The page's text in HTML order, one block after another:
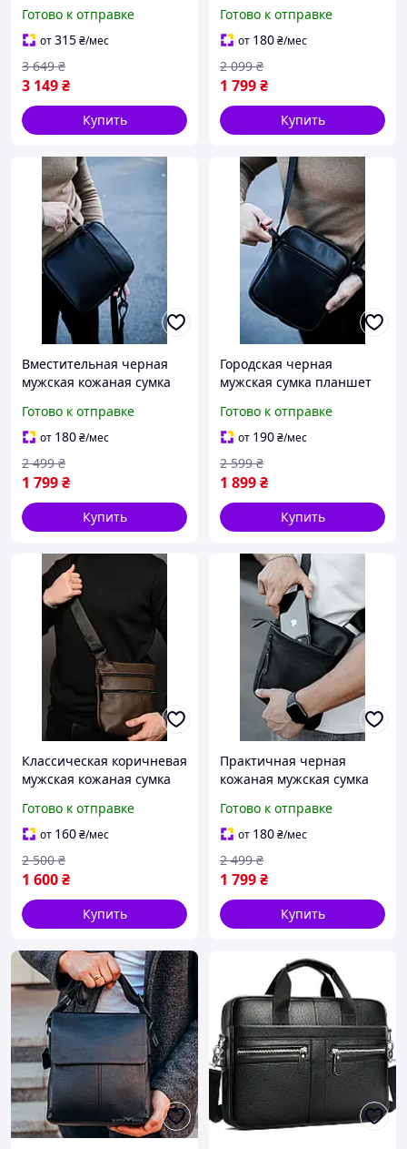
сумка Луи Виттон
среднего размера
Готово к отправке
от315₴/мес
3 149₴
3 649 ₴
Купить
брендовый мессенжер
Луи Виттон в клетку
Готово к отправке
от 180₴/мес
1 799₴
2 099 ₴
Купить
Вместительная черная
мужская кожаная сумка
удобный повседневный
мессенджер для парней
Готово к отправке
от 180₴/мес
1 799₴
2 499 ₴
Купить
Городская черная
мужская сумка планшет
практичный мессенджер
на молнии для парней
Готово к отправке
от 190₴/мес
1 899₴
2 599 ₴
Купить
Классическая коричневая
мужская кожаная сумка
удобный городской
мессенджер для парней
Готово к отправке
от 160₴/мес
1 600₴
2 500 ₴
Купить
Практичная черная
кожаная мужская сумка
документов удобный
мессенджер на молнии
Готово к отправке
от 180₴/мес
1 799₴
2 499 ₴
Купить